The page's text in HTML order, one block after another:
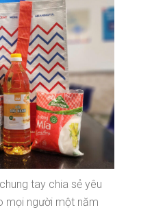
tay chia sẻ yêu
mọi người một năm